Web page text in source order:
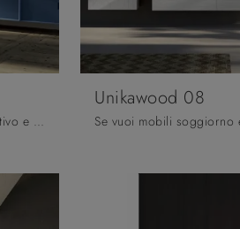
Vuoi progettare un soggiorno operativo e pratico? Ecco a te la parete attrezzata Unikawood 13 Fratelli Mirandola dalle forme decise moderne.
Unikawood 08